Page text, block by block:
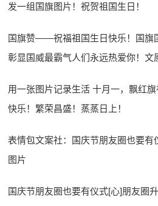
发一组国旗图片！祝贺祖国生日！
国旗赞——祝福祖国生日快乐！国旗
彰显国威最霸气人们永远热爱你！文
用一张图片记录生活 十月一，飘红
快乐！繁荣昌盛！蒸蒸日上！
表情包文案社：国庆节朋友圈也要有
图片
国庆节朋友圈也要有仪式[心]朋友圈